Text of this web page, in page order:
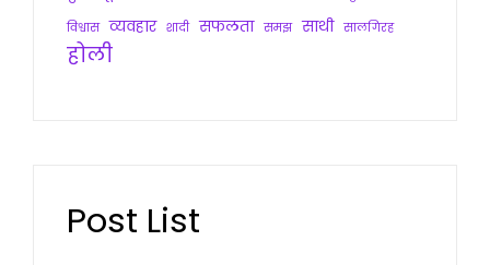
विश्वास व्यवहार शादी सफलता समझ साथी सालगिरह
होली
Post List